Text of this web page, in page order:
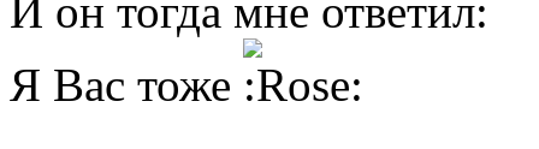
И он тогда мне ответил:
Я Вас тоже